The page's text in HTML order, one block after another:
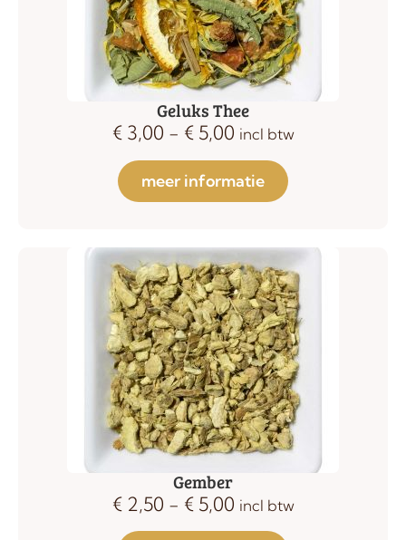
Geluks Thee
€3,00 - €5,00 incl btw
meer informatie
Gember
€2,50 - €5,00 incl btw